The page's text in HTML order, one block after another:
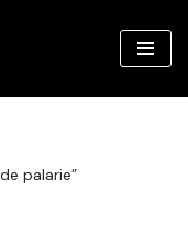
palarie”